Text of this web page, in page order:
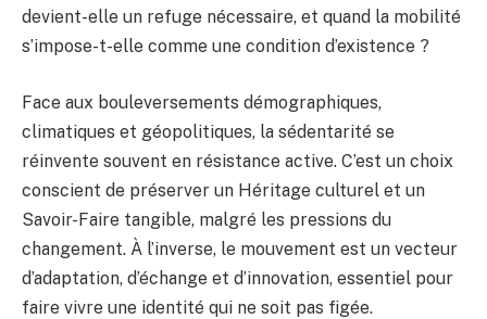
devient-elle un refuge nécessaire, et quand la mobilité
s’impose-t-elle comme une condition d’existence ?
Face aux bouleversements démographiques,
climatiques et géopolitiques, la sédentarité se
réinvente souvent en résistance active. C’est un choix
conscient de préserver un Héritage culturel et un
Savoir-Faire tangible, malgré les pressions du
changement. À l’inverse, le mouvement est un vecteur
d’adaptation, d’échange et d’innovation, essentiel pour
faire vivre une identité qui ne soit pas figée.